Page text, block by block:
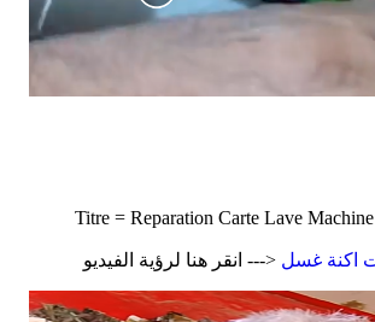
Titre = Reparation Carte Lave
اكنة غسل <--- انقر هنا لرؤية الفيديو